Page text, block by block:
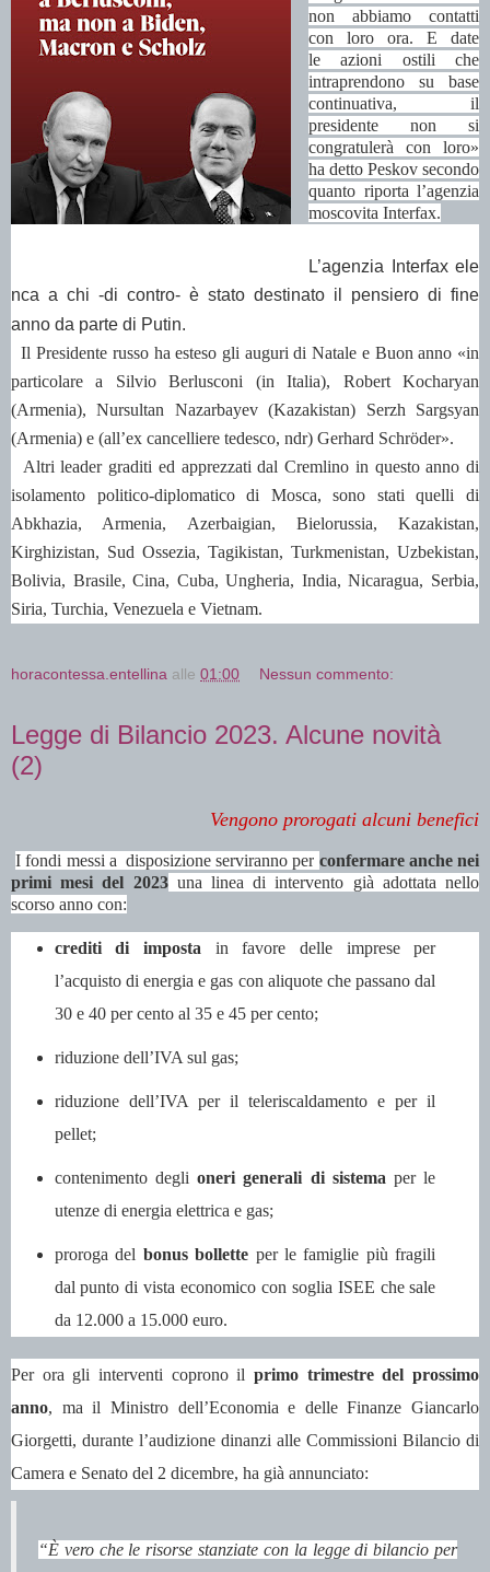
non abbiamo contatti
con loro ora. E date
le
azioni ostiliche
intraprendono su base
continuativa, il
presidente non si
congratulerà con loro»
ha detto Peskov secondo
quanto riporta l’agenzia
moscovita Interfax.
L’agenzia Interfax ele
nca a chi -di contro- è stato destinato il pensiero di fine
anno da parte di Putin.
Il Presidente russo ha esteso gli auguri di Natale e Buon anno «in
particolare a Silvio Berlusconi (in Italia), Robert Kocharyan
(Armenia), Nursultan Nazarbayev (Kazakistan) Serzh Sargsyan
(Armenia) e (all’ex cancelliere tedesco, ndr) Gerhard Schröder».
Altri leader graditi ed apprezzati dal Cremlino in questo anno di
isolamento politico-diplomatico di Mosca, sono stati quelli di
Abkhazia, Armenia, Azerbaigian, Bielorussia, Kazakistan,
Kirghizistan, Sud Ossezia, Tagikistan, Turkmenistan, Uzbekistan,
Bolivia, Brasile, Cina, Cuba, Ungheria, India, Nicaragua, Serbia,
Siria, Turchia, Venezuela e Vietnam.
horacontessa.entellina alle 01:00 Nessun commento:
Legge di Bilancio 2023. Alcune novità
(2)
Vengono prorogati alcuni benefici
I fondi messi a disposizione serviranno per confermare anche nei
primi mesi del 2023 una linea di intervento già adottata nello
scorso anno con:
crediti di impostain favore delle imprese per
l’acquisto di energia e gas con aliquote che passano dal
30 e 40 per cento al 35 e 45 per cento;
riduzione dell’IVA sul gas;
riduzione dell’IVA per il teleriscaldamento e per il
pellet;
contenimento deglioneri generali di sistemaper le
utenze di energia elettrica e gas;
proroga del bonus bollette per le famiglie più fragili
dal punto di vista economico con soglia ISEE che sale
da 12.000 a 15.000 euro.
Per ora gli interventi coprono il primo trimestre del prossimo
anno, ma il Ministro dell’Economia e delle Finanze Giancarlo
Giorgetti, durante l’audizione dinanzi alle Commissioni Bilancio di
Camera e Senato del 2 dicembre, ha già annunciato:
“È vero che le risorse stanziate con la legge di bilancio per